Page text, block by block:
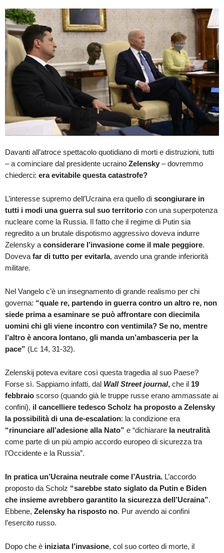
Davanti all’atroce spettacolo quotidiano di morti e distruzioni, tutti
– a cominciare dal presidente ucraino Zelensky – dovremmo
chiederci: era evitabile questa catastrofe?
L’interesse supremo dell’Ucraina era quello di scongiurare in
tutti i modi una guerra sul suo territorio con una superpotenza
nucleare come la Russia. Il fatto che il regime di Putin sia
regredito a un brutale dispotismo aggressivo doveva indurre
Zelensky a considerare l’invasione come il male peggiore.
Doveva far di tutto per evitarla, avendo una grande inferiorità
militare.
Nel Vangelo c’è un insegnamento di grande realismo per chi
governa: “quale re, partendo in guerra contro un altro re, non
siede prima a esaminare se può affrontare con diecimila
uomini chi gli viene incontro con ventimila? Se no, mentre
l’altro è ancora lontano, gli manda un’ambasceria per la
pace” (Lc 14, 31-32).
Zelenskij poteva evitare così questa tragedia al suo Paese?
Forse sì. Sappiamo infatti, dal Wall Street journal, che il 19
febbraio scorso (quando già le truppe russe erano ammassate ai
confini), il cancelliere tedesco Scholz ha proposto a Zelensky
la possibilità di una de-escalation: la condizione era
“rinunciare all’adesione alla Nato” e “dichiarare la neutralità
come parte di un più ampio accordo europeo di sicurezza tra
l’Occidente e la Russia”.
In pratica un’Ucraina neutrale come l’Austria. L’accordo
proposto da Scholz “sarebbe stato siglato da Putin e Biden
che insieme avrebbero garantito la sicurezza dell’Ucraina”.
Ebbene, Zelensky ha risposto no. Pur avendo ai confini
l’esercito russo.
Dopo che è iniziata l’invasione, col suo corteo di morte, il